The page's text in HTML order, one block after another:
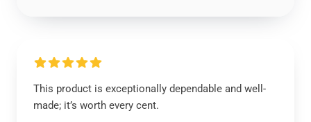
This product is exceptionally dependable and well-
made; it’s worth every cent.